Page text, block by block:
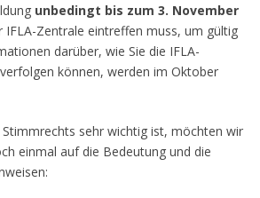
unbedingt bis zum 3. November
IFLA-Zentrale eintreffen muss, um gültig
darüber, wie Sie die IFLA-
können, werden im Oktober
sehr wichtig ist, möchten wir
einmal auf die Bedeutung und die